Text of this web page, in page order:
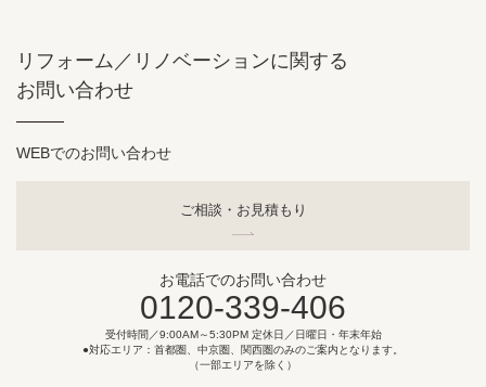
リフォーム／リノベーションに関する
お問い合わせ
WEBでのお問い合わせ
ご相談・お見積もり
お電話でのお問い合わせ
0120-339-406
受付時間／9:00AM～5:30PM 定休日／日曜日・年末年始
●対応エリア：首都圏、中京圏、関西圏のみのご案内となります。
（一部エリアを除く）